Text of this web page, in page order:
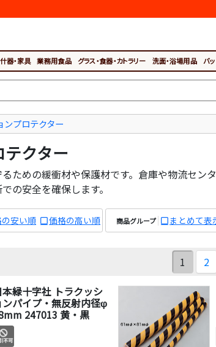
器・家具 業務用食品 グラス・食器・カトラリー 洗面・浴場用品 バ
ンプロテクター
クター
ための緩衝材や保護材です。倉庫や物流セ
の安全を確保します。
安い順 価格の高い順 商品グループ まとめて表
1 2
本緑十字社 トラクッシ
ンパイプ・無反射内径φ
247013 黄・黒